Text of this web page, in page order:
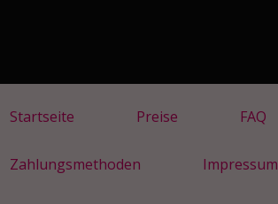
Startseite Preise FAQ
Zahlungsmethoden Impressum